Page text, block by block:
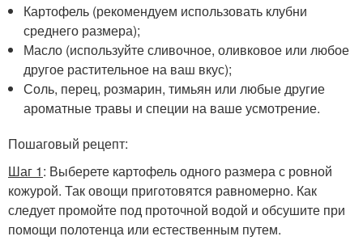
Картофель (рекомендуем использовать клубни
среднего размера);
Масло (используйте сливочное, оливковое или любое
другое растительное на ваш вкус);
Соль, перец, розмарин, тимьян или любые другие
ароматные травы и специи на ваше усмотрение.
Пошаговый рецепт:
Шаг 1: Выберете картофель одного размера с ровной
кожурой. Так овощи приготовятся равномерно. Как
следует промойте под проточной водой и обсушите при
помощи полотенца или естественным путем.